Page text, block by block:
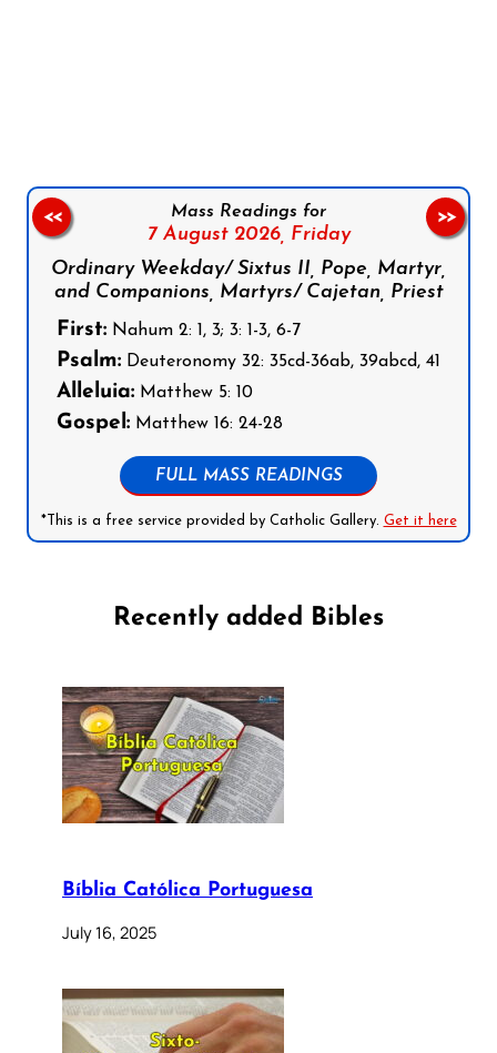
Mass Readings for
7 August 2026, Friday
Ordinary Weekday/ Sixtus II, Pope, Martyr,
and Companions, Martyrs/ Cajetan, Priest
First: Nahum 2: 1, 3; 3: 1-3, 6-7
Psalm: Deuteronomy 32: 35cd-36ab, 39abcd, 41
Alleluia: Matthew 5: 10
Gospel: Matthew 16: 24-28
FULL MASS READINGS
*This is a free service provided by Catholic Gallery. Get it here
<< >>
Recently added Bibles
Bíblia Católica Portuguesa
July 16, 2025